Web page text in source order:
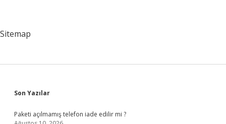
Sitemap
Sidebar
Son Yazılar
Paketi açılmamış telefon iade edilir mi ?